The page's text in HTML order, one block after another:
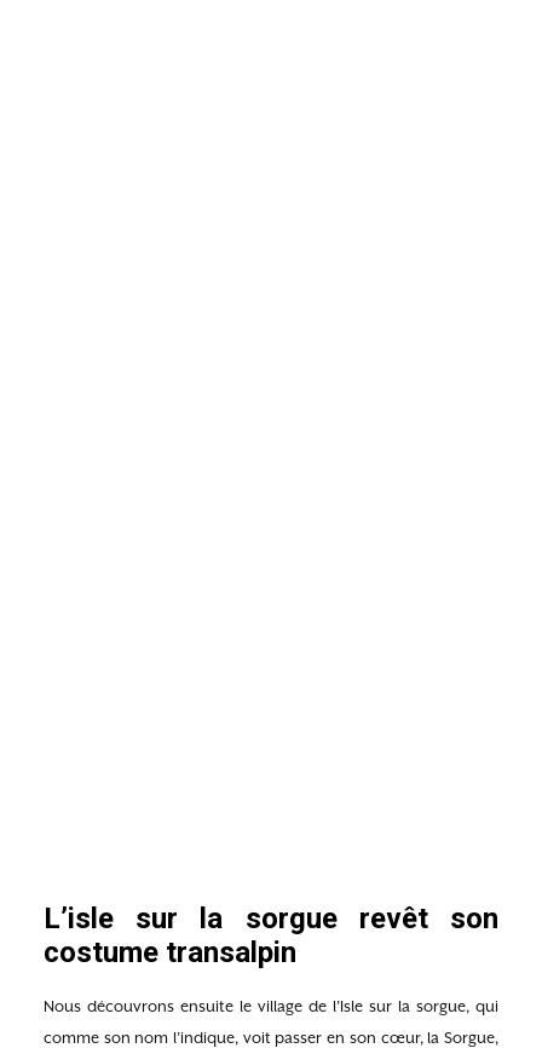
L’isle sur la sorgue revêt son
costume transalpin
Nous découvrons ensuite le village de l’Isle sur la sorgue, qui
comme son nom l’indique, voit passer en son cœur, la Sorgue,